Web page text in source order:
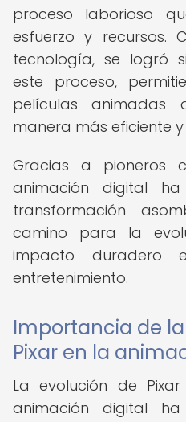
proceso laborioso
esfuerzo y recursos.
tecnología, se logró
este proceso,
películas
manera más eficiente
Gracias a pioneros
animación digital
transformación
camino para la
impacto duradero
entretenimiento.
Importancia de
Pixar en la
La evolución de
animación digital